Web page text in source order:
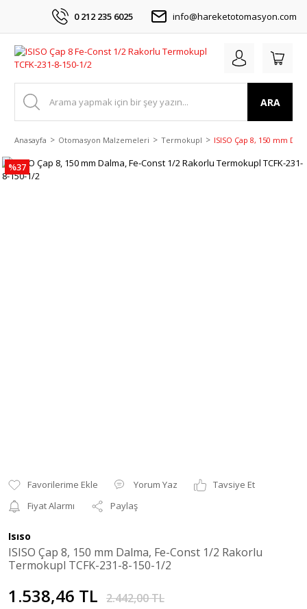
0 212 235 6025 info@hareketotomasyon.com
ARA
Anasayfa Otomasyon Malzemeleri Termokupl ISISO Çap 8, 150 mm
%37
Yorum Yaz
Tavsiye Et
Fiyat Alarmı
Paylaş
Isıso
ISISO Çap 8, 150 mm Dalma, Fe-Const 1/2 Rakorlu
Termokupl TCFK-231-8-150-1/2
1.538,46 TL 2.442,00 TL